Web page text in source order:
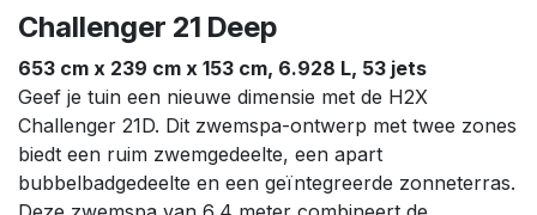
Challenger 21 Deep
653 cm x 239 cm x 153 cm, 6.928 L, 53 jets
Geef je tuin een nieuwe dimensie met de H2X
Challenger 21D. Dit zwemspa-ontwerp met twee zones
biedt een ruim zwemgedeelte, een apart
bubbelbadgedeelte en een geïntegreerde zonneterras.